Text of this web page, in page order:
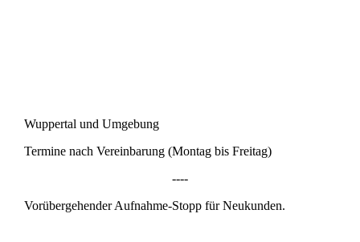
Wuppertal und Umgebung
Termine nach Vereinbarung (Montag bis Freitag)
----
Vorübergehender Aufnahme-Stopp für Neukunden.